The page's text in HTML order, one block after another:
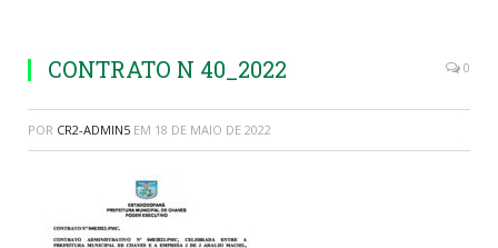
CONTRATO N 40_2022 0
POR CR2-ADMIN5 EM 18 DE MAIO DE 2022